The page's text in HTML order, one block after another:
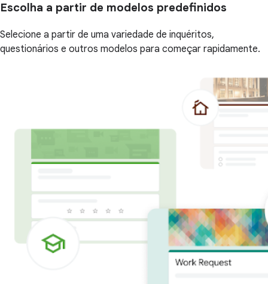
Escolha a partir de modelos predefinidos
Selecione a partir de uma variedade de inquéritos,
questionários e outros modelos para começar rapidamente.